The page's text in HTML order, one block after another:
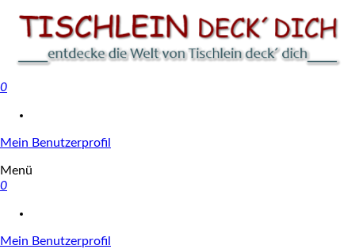
0
Mein Benutzerprofil
Menü
0
Mein Benutzerprofil